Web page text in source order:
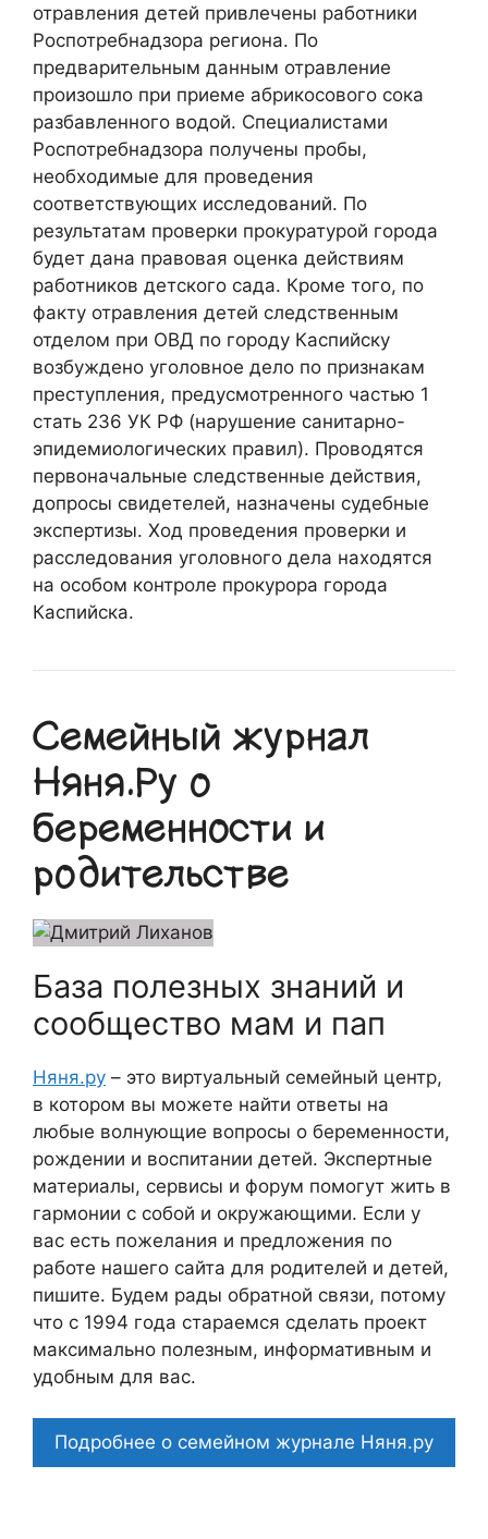
отравления детей привлечены работники
Роспотребнадзора региона. По
предварительным данным отравление
произошло при приеме абрикосового сока
разбавленного водой. Специалистами
Роспотребнадзора получены пробы,
необходимые для проведения
соответствующих исследований. По
результатам проверки прокуратурой города
будет дана правовая оценка действиям
работников детского сада. Кроме того, по
факту отравления детей следственным
отделом при ОВД по городу Каспийску
возбуждено уголовное дело по признакам
преступления, предусмотренного частью 1
стать 236 УК РФ (нарушение санитарно-
эпидемиологических правил). Проводятся
первоначальные следственные действия,
допросы свидетелей, назначены судебные
экспертизы. Ход проведения проверки и
расследования уголовного дела находятся
на особом контроле прокурора города
Каспийска.
Семейный журнал
Няня.Ру о
беременности и
родительстве
База полезных знаний и
сообщество мам и пап
Няня.ру – это виртуальный семейный центр,
в котором вы можете найти ответы на
любые волнующие вопросы о беременности,
рождении и воспитании детей. Экспертные
материалы, сервисы и форум помогут жить в
гармонии с собой и окружающими. Если у
вас есть пожелания и предложения по
работе нашего сайта для родителей и детей,
пишите. Будем рады обратной связи, потому
что c 1994 года стараемся сделать проект
максимально полезным, информативным и
удобным для вас.
Подробнее о семейном журнале Няня.ру